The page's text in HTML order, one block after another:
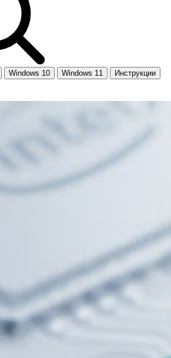
Windows 10 Windows 11
Инструкции